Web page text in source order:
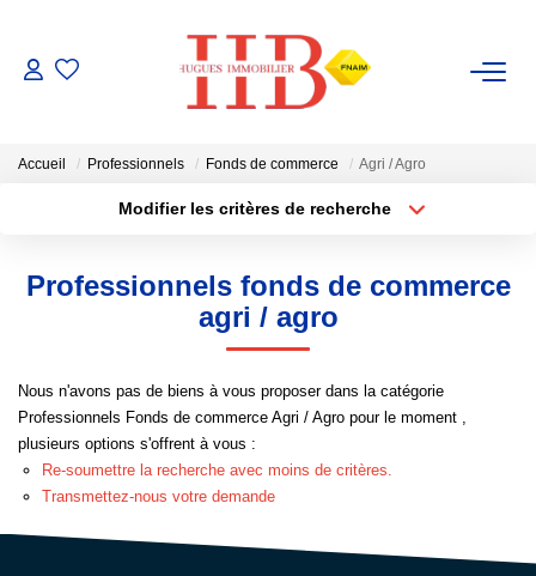
ESTIMATION
NOTRE AGENCE
Notre Équipe
RECRUTEMENT
Accueil Professionnels Fonds de commerce Agri / Agro
Modifier les critères de recherche
Type de bien
Créer une alerte
Professionnels fonds de commerce
agri / agro
Nous n'avons pas de biens à vous proposer dans la catégorie
Professionnels Fonds de commerce Agri / Agro pour le moment ,
plusieurs options s'offrent à vous :
Re-soumettre la recherche avec moins de critères.
Transmettez-nous votre demande